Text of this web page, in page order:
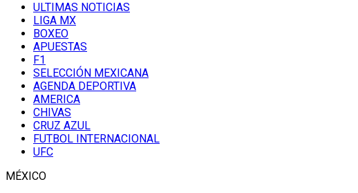
ULTIMAS NOTICIAS
LIGA MX
BOXEO
APUESTAS
F1
SELECCIÓN MEXICANA
AGENDA DEPORTIVA
AMERICA
CHIVAS
CRUZ AZUL
FUTBOL INTERNACIONAL
UFC
MÉXICO